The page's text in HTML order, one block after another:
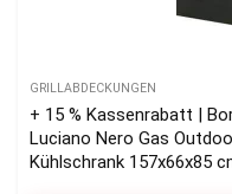
GRILLABDECKUNGEN
+ 15 % Kassenrabatt |
Luciano Nero Gas
Kühlschrank 157x66x85